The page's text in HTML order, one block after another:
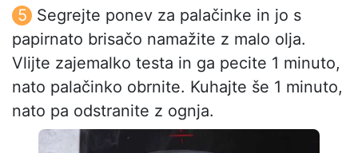
Segrejte ponev za palačinke in jo s
papirnato brisačo namažite z malo olja.
Vlijte zajemalko testa in ga pecite 1 minuto,
nato palačinko obrnite. Kuhajte še 1 minuto,
nato pa odstranite z ognja.